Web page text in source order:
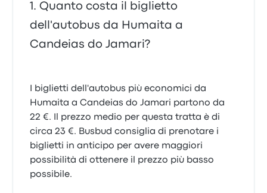
Quanto costa il biglietto
dell'autobus da Humaita a
Candeias do Jamari?
I biglietti dell'autobus più economici da
Humaita a Candeias do Jamari partono da
22 €. Il prezzo medio per questa tratta è di
circa 23 €. Busbud consiglia di prenotare i
biglietti in anticipo per avere maggiori
possibilità di ottenere il prezzo più basso
possibile.